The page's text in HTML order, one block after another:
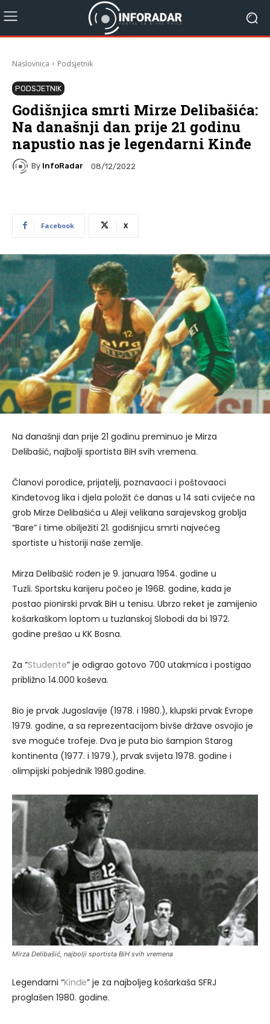
Naslovnica Podsjetnik
PODSJETNIK
Godišnjica smrti Mirze Delibašića:
Na današnji dan prije 21 godinu
napustio nas je legendarni Kinđe
By InfoRadar 08/12/2022
Facebook X
Na današnji dan prije 21 godinu preminuo je Mirza
Delibašić, najbolji sportista BiH svih vremena.
Članovi porodice, prijatelji, poznavaoci i poštovaoci
Kinđetovog lika i djela položit će danas u 14 sati cvijeće na
grob Mirze Delibašića u Aleji velikana sarajevskog groblja
“Bare” i time obilježiti 21. godišnjicu smrti najvećeg
sportiste u historiji naše zemlje.
Mirza Delibašić rođen je 9. januara 1954. godine u
Tuzli. Sportsku karijeru počeo je 1968. godine, kada je
postao pionirski prvak BiH u tenisu. Ubrzo reket je zamijenio
košarkaškom loptom u tuzlanskoj Slobodi da bi 1972.
godine prešao u KK Bosna.
Za “Studente” je odigrao gotovo 700 utakmica i postigao
približno 14.000 koševa.
Bio je prvak Jugoslavije (1978. i 1980.), klupski prvak Evrope
1979. godine, a sa reprezentacijom bivše države osvojio je
sve moguće trofeje. Dva je puta bio šampion Starog
kontinenta (1977. i 1979.), prvak svijeta 1978. godine i
olimpijski pobjednik 1980.godine.
Mirza Delibašić, najbolji sportista BiH svih vremena
Legendarni “Kinđe” je za najboljeg košarkaša SFRJ
proglašen 1980. godine.